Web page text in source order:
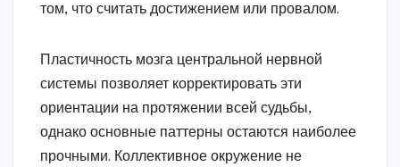
том, что считать достижением или провалом.
Пластичность мозга центральной нервной
системы позволяет корректировать эти
ориентации на протяжении всей судьбы,
однако основные паттерны остаются наиболее
прочными. Коллективное окружение не